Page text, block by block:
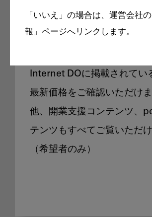
「いいえ」の場合は、運営会社
報」ページへリンクします。
製品価格も閲覧可
Internet DOに掲載されてい
最新価格をご確認いただけ
他、開業支援コンテンツ、
テンツもすべてご覧いただけ
（希望者のみ）